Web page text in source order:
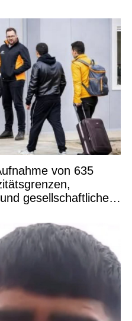
von 635
gesellschaftliche